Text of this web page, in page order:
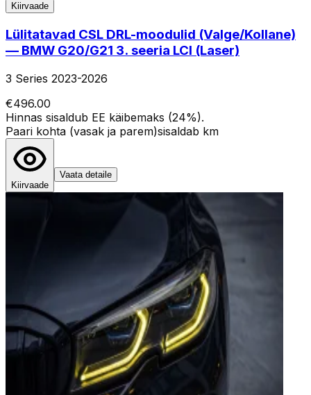
Kiirvaade
Lülitatavad CSL DRL-moodulid (Valge/Kollane)
— BMW G20/G21 3. seeria LCI (Laser)
3 Series 2023-2026
€496.00
Hinnas sisaldub EE käibemaks (24%).
Paari kohta (vasak ja parem)sisaldab km
Kiirvaade
Vaata detaile